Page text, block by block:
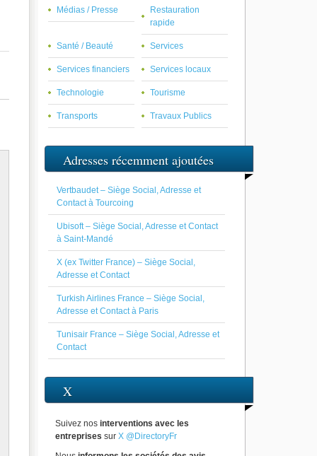
Médias / Presse
Restauration
rapide
Santé / Beauté Services
Services financiers Services locaux
Technologie Tourisme
Transports Travaux Publics
Adresses récemment ajoutées
Vertbaudet – Siège Social, Adresse et
Contact à Tourcoing
Ubisoft – Siège Social, Adresse et Contact
à Saint-Mandé
X (ex Twitter France) – Siège Social,
Adresse et Contact
Turkish Airlines France – Siège Social,
Adresse et Contact à Paris
Tunisair France – Siège Social, Adresse et
Contact
X
Suivez nos interventions avec les
entreprises sur X @DirectoryFr